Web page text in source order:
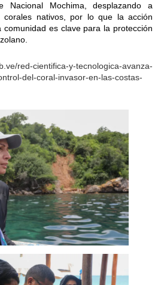
Nacional Mochima, desplazando a
corales nativos, por lo que la acción
es clave para la protección
red-cientifica-y-tecnologica-avanza-
del-coral-invasor-en-las-costas-